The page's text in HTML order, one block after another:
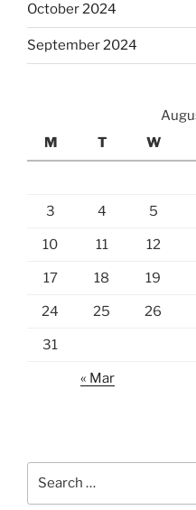
October 2024
September 2024
M
T W
3 4 5
10 11 12
17 18 19
24 25 26
31
« Mar